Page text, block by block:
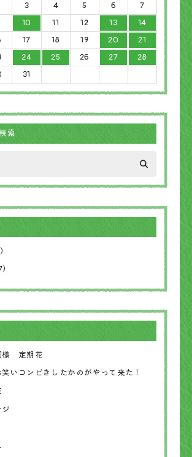
3 4 5 6
7
10 11 12 13
14
17 18 19 20
21
24 25 26 27
28
31
索
様 定期花
いコンビきしたかのがやって来た！